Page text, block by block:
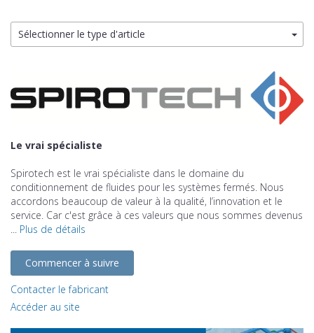
Sélectionner le type d'article
Le vrai spécialiste
Spirotech est le vrai spécialiste dans le domaine du
conditionnement de fluides pour les systèmes fermés. Nous
accordons beaucoup de valeur à la qualité, l’innovation et le
service. Car c'est grâce à ces valeurs que nous sommes devenus
... Plus de détails
Commencer à suivre
Contacter le fabricant
Accéder au site